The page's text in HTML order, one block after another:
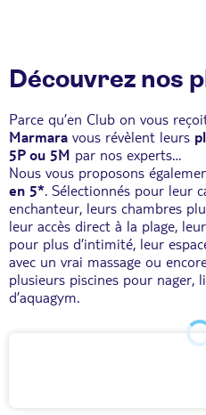
Parce qu’en Club on vous
Marmara vous révèlent leurs
5P ou 5M par nos experts…
Nous vous proposons
en 5*. Sélectionnés pour leur
enchanteur, leurs chambres
leur accès direct à la plage,
pour plus d’intimité, leur
avec un vrai massage ou
plusieurs piscines pour nager,
d’aquagym.